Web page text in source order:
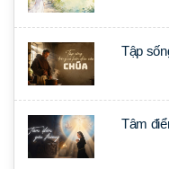
Tập
Tâm